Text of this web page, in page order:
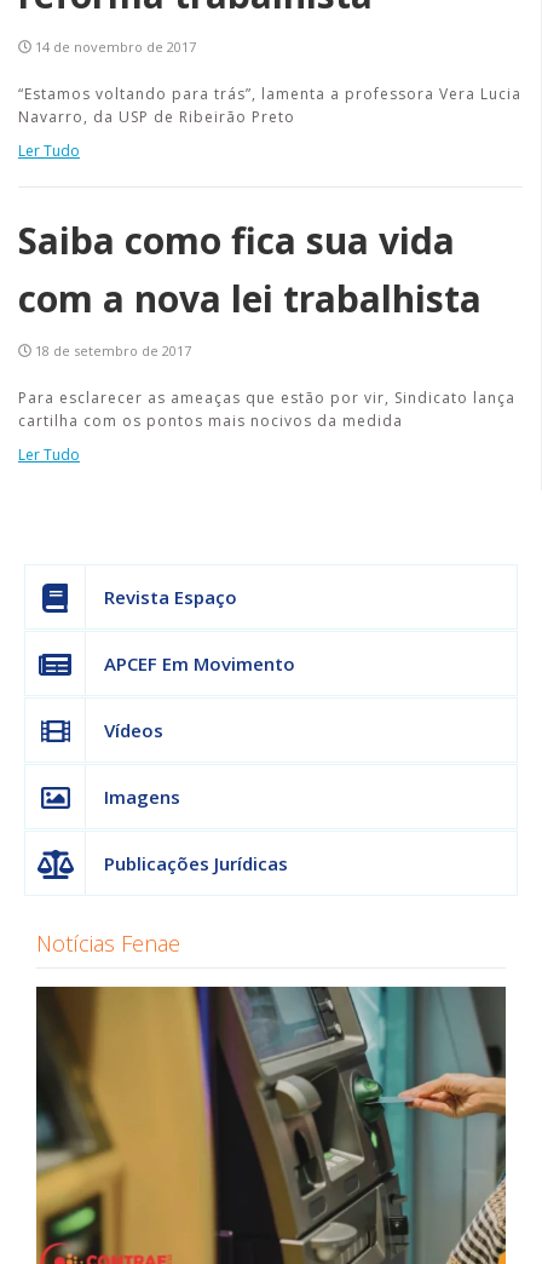
14 de novembro de 2017
“Estamos voltando para trás”, lamenta a professora Vera Lucia
Navarro, da USP de Ribeirão Preto
Ler Tudo
Saiba como fica sua vida
com a nova lei trabalhista
18 de setembro de 2017
Para esclarecer as ameaças que estão por vir, Sindicato lança
cartilha com os pontos mais nocivos da medida
Ler Tudo
Revista Espaço
APCEF Em Movimento
Vídeos
Imagens
Publicações Jurídicas
Notícias Fenae